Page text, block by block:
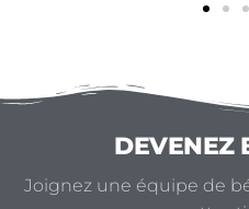
DEVENEZ
Joignez une équipe de